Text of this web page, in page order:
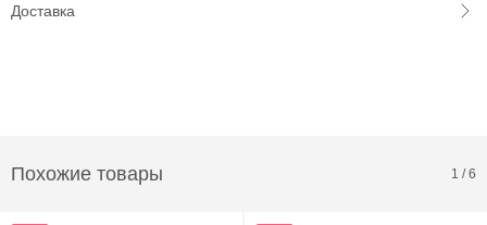
Доставка
Похожие товары 1 /6